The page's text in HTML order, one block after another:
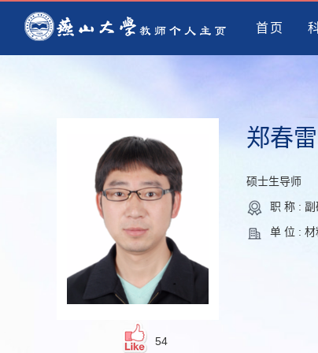
首页
54
郑春雷
硕士生导师
职 称 : 副
单 位 :